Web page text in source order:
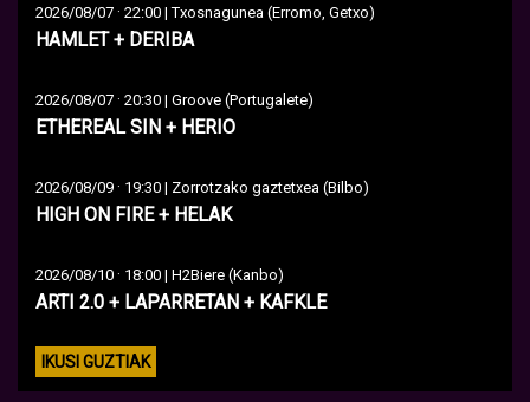
2026/08/07 · 22:00 | Txosnagunea (Erromo, Getxo)
HAMLET + DERIBA
2026/08/07 · 20:30 | Groove (Portugalete)
ETHEREAL SIN + HERIO
2026/08/09 · 19:30 | Zorrotzako gaztetxea (Bilbo)
HIGH ON FIRE + HELAK
2026/08/10 · 18:00 | H2Biere (Kanbo)
ARTI 2.0 + LAPARRETAN + KAFKLE
IKUSI GUZTIAK